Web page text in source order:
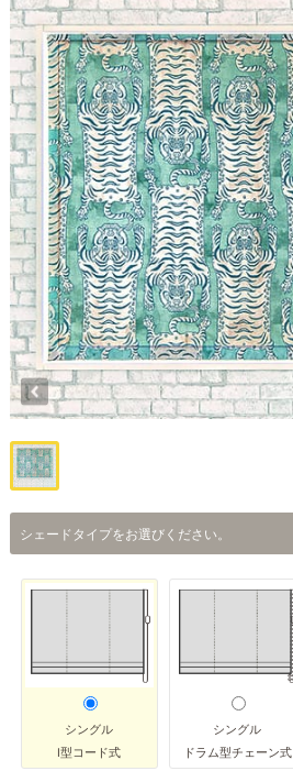
シェードタイプをお選びください。
シングル
I型コード式
シングル
ドラム型チェーン式